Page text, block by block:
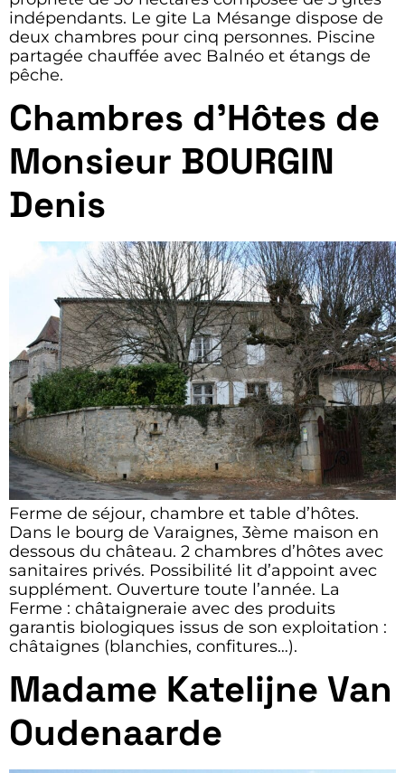
indépendants. Le gite La Mésange dispose de
deux chambres pour cinq personnes. Piscine
partagée chauffée avec Balnéo et étangs de
pêche.
Chambres d’Hôtes de
Monsieur BOURGIN
Denis
Ferme de séjour, chambre et table d’hôtes.
Dans le bourg de Varaignes, 3ème maison en
dessous du château. 2 chambres d’hôtes avec
sanitaires privés. Possibilité lit d’appoint avec
supplément. Ouverture toute l’année. La
Ferme : châtaigneraie avec des produits
garantis biologiques issus de son exploitation :
châtaignes (blanchies, confitures…).
Madame Katelijne Van
Oudenaarde